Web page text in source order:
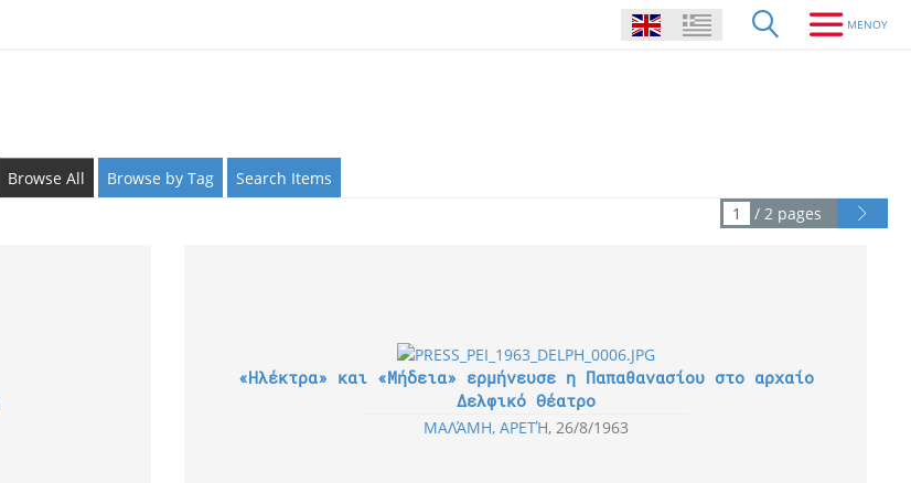
Browse All Browse by Tag
Search Items
/ 2 pages
«Ηλέκτρα» και «Μήδεια» ερμήνευσε η Παπαθανασίου στο αρχαίο
Δελφικό Θέατρο
ΜΑΛΆΜΗ, ΑΡΕΤΉ 26/8/1963